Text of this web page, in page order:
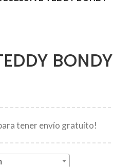
BONDY
tener envío gratuito!